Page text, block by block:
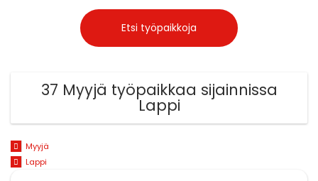
37 Myyjä työpaikkaa sijainnissa
Lappi
Myyjä
Lappi